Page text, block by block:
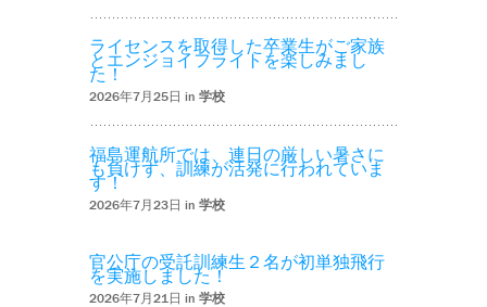
ライセンスを取得した卒業生がご家族
とエンジョイフライトを楽しみまし
た！
2026年7月25日 in 学校
福島運航所では、連日の厳しい暑さに
も負けず、訓練が活発に行われていま
す！
2026年7月23日 in 学校
官公庁の受託訓練生２名が初単独飛行
を実施しました！
2026年7月21日 in 学校